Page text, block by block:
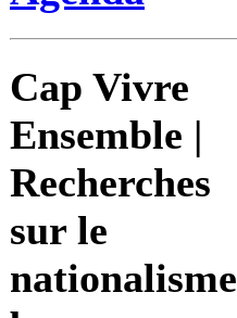
Cap Vivre
Ensemble |
Recherches
sur le
nationalisme